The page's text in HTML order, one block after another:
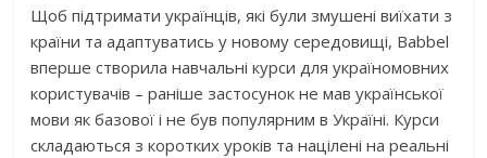
Щоб підтримати українців, які були змушені виїхати з
країни та адаптуватись у новому середовищі, Babbel
вперше створила навчальні курси для україномовних
користувачів – раніше застосунок не мав української
мови як базової і не був популярним в Україні. Курси
складаються з коротких уроків та націлені на реальні